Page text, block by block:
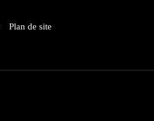
Plan de site